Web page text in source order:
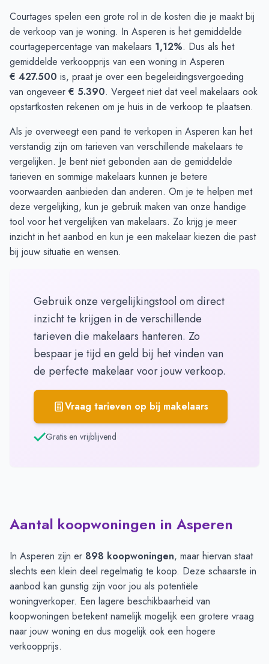
Courtages spelen een grote rol in de kosten die je maakt bij
de verkoop van je woning. In Asperen is het gemiddelde
courtagepercentage van makelaars 1,12%. Dus als het
gemiddelde verkoopprijs van een woning in Asperen
€ 427.500 is, praat je over een begeleidingsvergoeding
van ongeveer € 5.390. Vergeet niet dat veel makelaars ook
opstartkosten rekenen om je huis in de verkoop te plaatsen.
Als je overweegt een pand te verkopen in Asperen kan het
verstandig zijn om tarieven van verschillende makelaars te
vergelijken. Je bent niet gebonden aan de gemiddelde
tarieven en sommige makelaars kunnen je betere
voorwaarden aanbieden dan anderen. Om je te helpen met
deze vergelijking, kun je gebruik maken van onze handige
tool voor hetvergelijken van makelaars. Zo krijg je meer
inzicht in het aanbod en kun je een makelaar kiezen die past
bij jouw situatie en wensen.
Gebruik onze vergelijkingstool om direct
inzicht te krijgen in de verschillende
tarieven die makelaars hanteren. Zo
bespaar je tijd en geld bij het vinden van
de perfecte makelaar voor jouw verkoop.
Vraag tarieven op bij makelaars
Gratis en vrijblijvend
Aantal koopwoningen in Asperen
In Asperen zijn er 898 koopwoningen, maar hiervan staat
slechts een klein deel regelmatig te koop. Deze schaarste in
aanbod kan gunstig zijn voor jou als potentiële
woningverkoper. Een lagere beschikbaarheid van
koopwoningen betekent namelijk mogelijk een grotere vraag
naar jouw woning en dus mogelijk ook een hogere
verkoopprijs.